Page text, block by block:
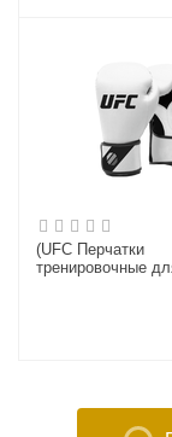
(UFC Перчатки
тренировочные